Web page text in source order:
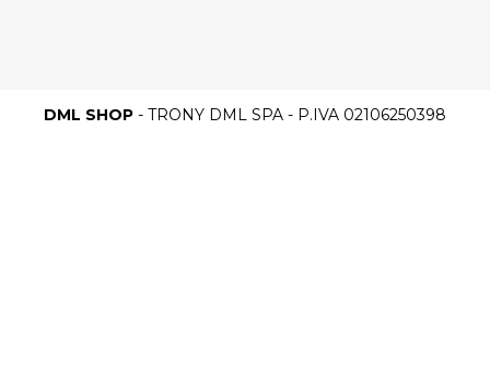
DML SHOP - TRONY DML SPA - P.IVA 02106250398